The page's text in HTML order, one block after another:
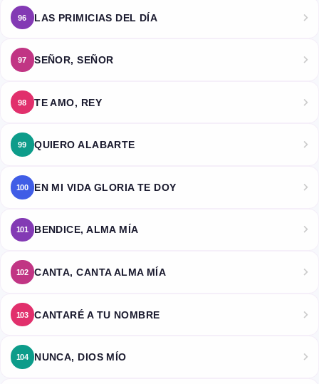
96 LAS PRIMICIAS DEL DÍA
97 SEÑOR, SEÑOR
98 TE AMO, REY
99 QUIERO ALABARTE
100 EN MI VIDA GLORIA TE DOY
101 BENDICE, ALMA MÍA
102 CANTA, CANTA ALMA MÍA
103 CANTARÉ A TU NOMBRE
104 NUNCA, DIOS MÍO